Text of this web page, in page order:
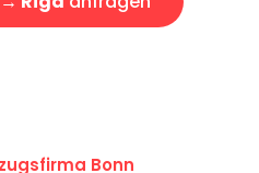
Bonn